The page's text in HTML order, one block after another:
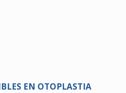
EN OTOPLASTIA